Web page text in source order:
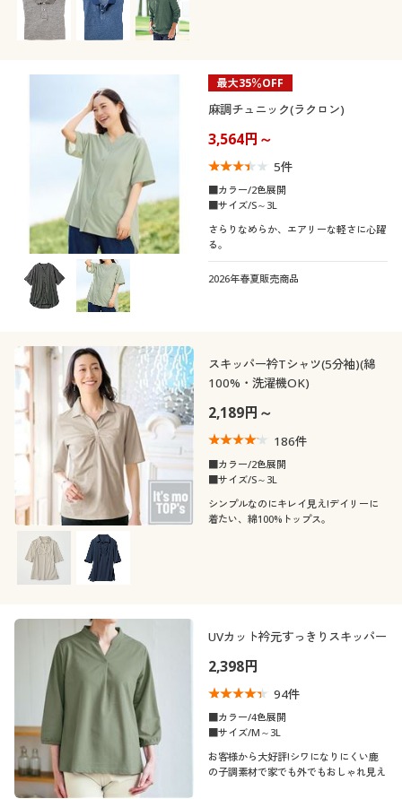
ＵＶカット・紫外線
抗菌防臭
スポーツ
テイスト
ナチュラル シック
年代
20代 30代
40代 50代
60代
シーズン
夏 春
冬
円
最大35％OFF
麻調チュニック(ラクロン)
3,564円～
5件
■カラー/2色展開
■サイズ/S～3L
さらりなめらか、エアリーな軽さに心躍
る。
2026年春夏販売商品
スキッパー衿Tシャツ(5分袖)(綿
100%・洗濯機OK)
2,189円～
186件
■カラー/2色展開
■サイズ/S～3L
シンプルなのにキレイ見え!デイリーに
着たい、綿100%トップス。
UVカット衿元すっきりスキッパー
2,398円
94件
■カラー/4色展開
■サイズ/M～3L
お客様から大好評!シワになりにくい鹿
の子調素材で家でも外でもおしゃれ見え